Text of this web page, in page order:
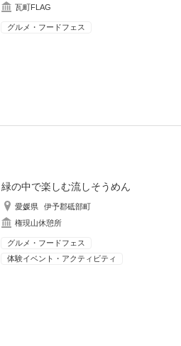
瓦町FLAG
グルメ・フードフェス
緑の中で楽しむ流しそうめん
愛媛県
伊予郡砥部町
権現山休憩所
グルメ・フードフェス
体験イベント・アクティビティ